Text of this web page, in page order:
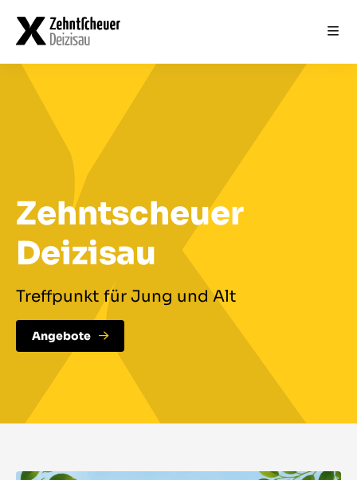
Über uns
Data
Zehntscheuer
Deizisau
Treffpunkt für Jung und Alt
Angebote